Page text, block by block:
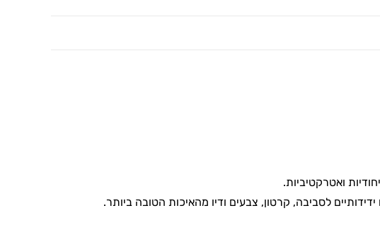
ואטרקטיביות.
לסביבה, קרטון, צבעים ודיו מהאיכות הטובה ביותר.